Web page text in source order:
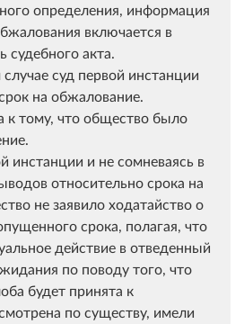
определения, информация
включается в
судебного акта.
суд первой инстанции
на обжалование.
к тому, что общество было
инстанции и не сомневаясь в
относительно срока на
не заявило ходатайство о
срока, полагая, что
действие в отведенный
по поводу того, что
будет принята к
по существу, имели